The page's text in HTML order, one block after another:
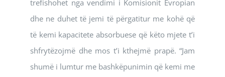
trefishohet nga vendimi i Komisionit Evropian
dhe ne duhet të jemi të përgatitur me kohë që
të kemi kapacitete absorbuese që këto mjete t’i
shfrytëzojmë dhe mos t’i kthejmë prapë. “Jam
shumë i lumtur me bashkëpunimin që kemi me